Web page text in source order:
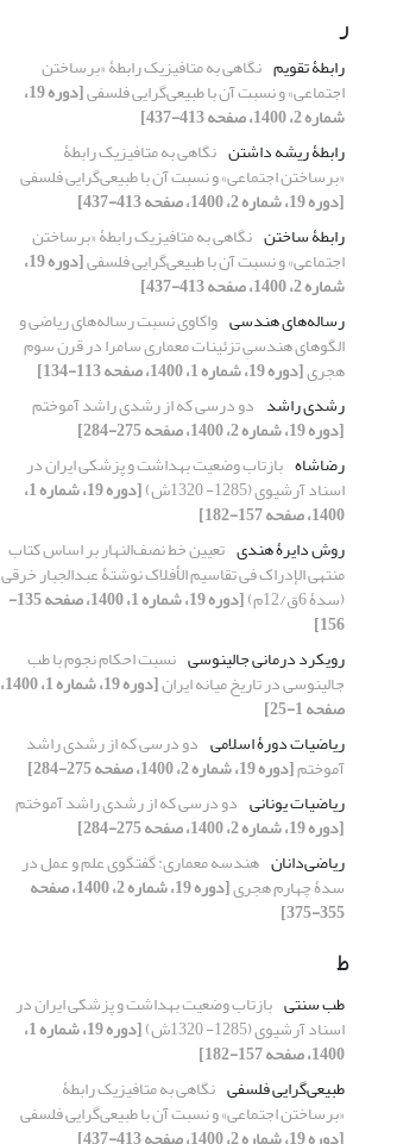
ر
رابطۀ تقویم نگاهی به متافیزیک رابطۀ «برساختن
اجتماعی» و نسبت آن با طبیعی‌گرایی فلسفی [دوره 19،
شماره 2، 1400، صفحه 413-437]
رابطۀ ریشه داشتن نگاهی به متافیزیک رابطۀ
«برساختن اجتماعی» و نسبت آن با طبیعی‌گرایی فلسفی
[دوره 19، شماره 2، 1400، صفحه 413-437]
رابطۀ ساختن نگاهی به متافیزیک رابطۀ «برساختن
اجتماعی» و نسبت آن با طبیعی‌گرایی فلسفی [دوره 19،
شماره 2، 1400، صفحه 413-437]
رساله‌های هندسی واکاوی نسبت رساله‌های ریاضی و
الگوهای هندسیِ تزئینات معماری سامرا در قرن سوم
هجری[دوره 19، شماره 1، 1400، صفحه 113-134]
رشدی راشد دو درسی که از رشدی راشد آموختم
[دوره 19، شماره 2، 1400، صفحه 275-284]
رضاشاه بازتاب وضعیت بهداشت و پزشکی ایران در
اسناد آرشیوی (1285- 1320ش) [دوره 19، شماره 1،
1400، صفحه 157-182]
روش دایرۀ هندی تعیین خط نصف‌النهار بر اساس کتاب
منتهی الإدراک فی تقاسیم الأفلاک نوشتۀ عبدالجبار خرقی
(سدۀ 6ق/12م) [دوره 19، شماره 1، 1400، صفحه 135-
156]
رویکرد درمانی جالینوسی نسبت احکام نجوم با طب
جالینوسی در تاریخ میانه ایران [دوره 19، شماره 1، 1400،
صفحه 1-25]
ریاضیات دورۀ اسلامی دو درسی که از رشدی راشد
آموختم[دوره 19، شماره 2، 1400، صفحه 275-284]
ریاضیات یونانی دو درسی که از رشدی راشد آموختم
[دوره 19، شماره 2، 1400، صفحه 275-284]
ریاضی‌دانان هندسه معماری: گفتگوی علم و عمل در
سدۀ چهارم هجری [دوره 19، شماره 2، 1400، صفحه
355-375]
ط
طب سنتی بازتاب وضعیت بهداشت و پزشکی ایران در
اسناد آرشیوی (1285- 1320ش) [دوره 19، شماره 1،
1400، صفحه 157-182]
طبیعی‌گرایی فلسفی نگاهی به متافیزیک رابطۀ
«برساختن اجتماعی» و نسبت آن با طبیعی‌گرایی فلسفی